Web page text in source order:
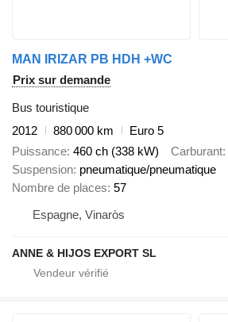
MAN IRIZAR PB HDH +WC
Prix sur demande
Bus touristique
2012
880 000 km
Euro 5
Puissance 460 ch (338 kW) Carburant
Suspension pneumatique/pneumatique
Nombre de places 57
Espagne, Vinaròs
ANNE & HIJOS EXPORT SL